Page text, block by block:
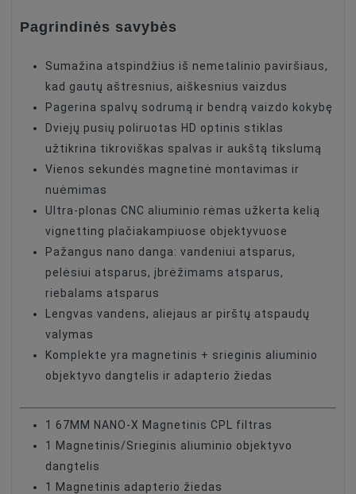
Pagrindinės savybės
Sumažina atspindžius iš nemetalinio paviršiaus,
kad gautų aštresnius, aiškesnius vaizdus
Pagerina spalvų sodrumą ir bendrą vaizdo kokybę
Dviejų pusių poliruotas HD optinis stiklas
užtikrina tikroviškas spalvas ir aukštą tikslumą
Vienos sekundės magnetinė montavimas ir
nuėmimas
Ultra-plonas CNC aliuminio rėmas užkerta kelią
vignetting plačiakampiuose objektyvuose
Pažangus nano danga: vandeniui atsparus,
pelėsiui atsparus, įbrėžimams atsparus,
riebalams atsparus
Lengvas vandens, aliejaus ar pirštų atspaudų
valymas
Komplekte yra magnetinis + srieginis aliuminio
objektyvo dangtelis ir adapterio žiedas
1 67MM NANO-X Magnetinis CPL filtras
1 Magnetinis/Srieginis aliuminio objektyvo
dangtelis
1 Magnetinis adapterio žiedas